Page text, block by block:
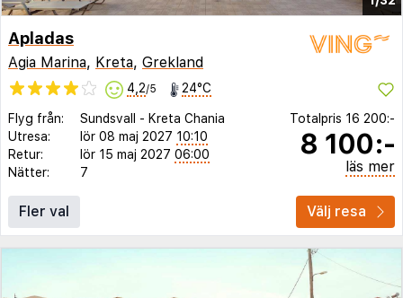
Apladas
Agia Marina, Kreta, Grekland
4,2/5 24°C
Flyg från: Sundsvall - Kreta Chania
Utresa:
lör 08 maj 2027 10:10
Retur:
lör 15 maj 2027 06:00
Nätter:
7
Totalpris 16 200:-
8 100:-
läs mer
Fler val Välj resa